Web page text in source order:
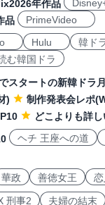
年作品
品
PrimeVideo
Hulu
韓ド
む韓国ドラ
スタートの新韓ドラ
)
制作発表会レポ
どこよりも詳
ヘチ 王座への道
華政 善徳女王 恋
刑事2 夫婦の結末